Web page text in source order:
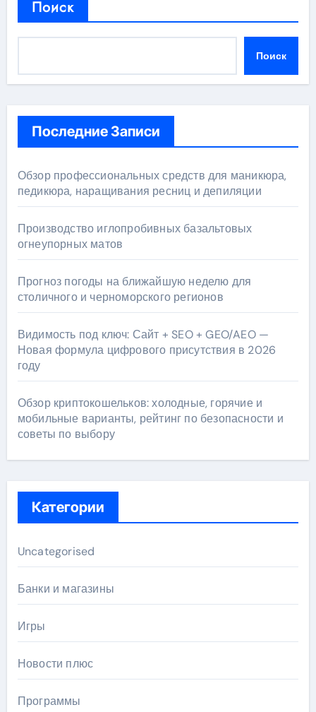
Поиск
Поиск
Последние Записи
Обзор профессиональных средств для маникюра,
педикюра, наращивания ресниц и депиляции
Производство иглопробивных базальтовых
огнеупорных матов
Прогноз погоды на ближайшую неделю для
столичного и черноморского регионов
Видимость под ключ: Сайт + SEO + GEO/AEO —
Новая формула цифрового присутствия в 2026
году
Обзор криптокошельков: холодные, горячие и
мобильные варианты, рейтинг по безопасности и
советы по выбору
Категории
Uncategorised
Банки и магазины
Игры
Новости плюс
Программы